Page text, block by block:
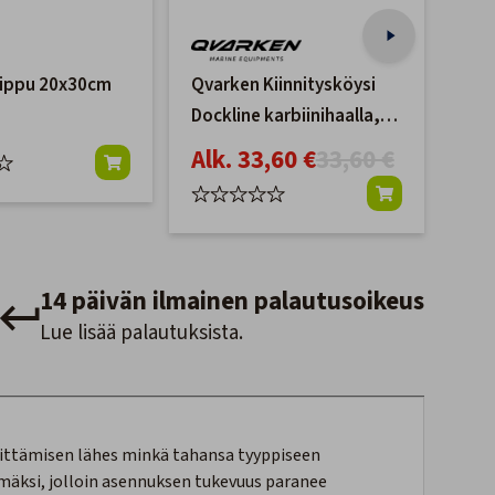
20x30cm
Qvarken Kiinnitysköysi
Dockline karbiinihaalla,
Musta 16mm
Alk. 33,60 €33,60 €
14 päivän ilmainen palautusoikeus
Lue lisää palautuksista.
lähes minkä tahansa tyyppiseen
jolloin asennuksen tukevuus paranee